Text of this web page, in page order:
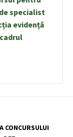
specialist
evidență
CONCURSULUI